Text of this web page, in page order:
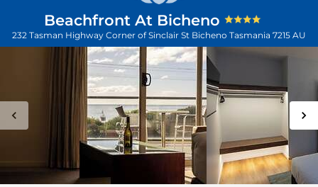
Beachfront At Bicheno
232 Tasman Highway Corner of Sinclair St Bicheno Tasmania 7215 AU